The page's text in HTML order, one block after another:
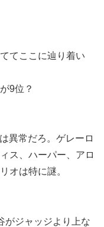
てここに辿り着い
9位？
異常だろ。ゲレーロ
ス、ハーパー、アロ
オは特に謎。
がジャッジより上な